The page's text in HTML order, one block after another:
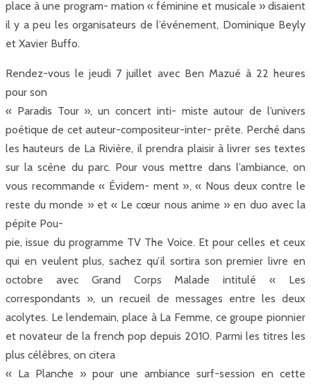
place à une program- mation « féminine et musicale » disaient
il y a peu les organisateurs de l’événement, Dominique Beyly
et Xavier Buffo.
Rendez-vous le jeudi 7 juillet avec Ben Mazué à 22 heures
pour son
« Paradis Tour », un concert inti- miste autour de l’univers
poétique de cet auteur-compositeur-inter- prète. Perché dans
les hauteurs de La Rivière, il prendra plaisir à livrer ses textes
sur la scène du parc. Pour vous mettre dans l’ambiance, on
vous recommande « Évidem- ment », « Nous deux contre le
reste du monde » et « Le cœur nous anime » en duo avec la
pépite Pou-
pie, issue du programme TV The Voice. Et pour celles et ceux
qui en veulent plus, sachez qu’il sortira son premier livre en
octobre avec Grand Corps Malade intitulé « Les
correspondants », un recueil de messages entre les deux
acolytes. Le lendemain, place à La Femme, ce groupe pionnier
et novateur de la french pop depuis 2010. Parmi les titres les
plus célèbres, on citera
« La Planche » pour une ambiance surf-session en cette